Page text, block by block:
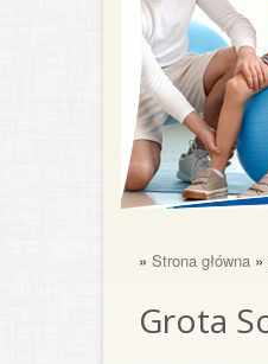
» Strona główna
Grota